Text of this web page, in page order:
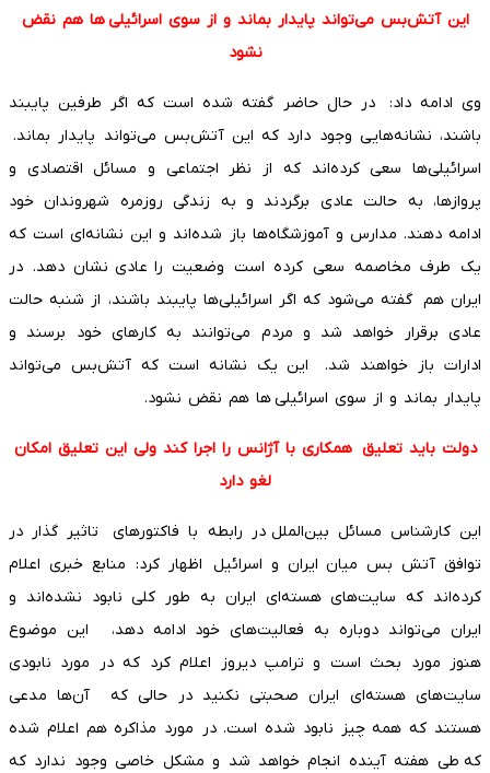
این آتش‌بس می‌تواند پایدار بماند و از سوی اسرائیلی ‌ها هم نقض
نشود
وی ادامه داد: در حال حاضر گفته شده است که اگر طرفین پایبند
باشند، نشانه‌هایی وجود دارد که این آتش‌بس می‌تواند پایدار بماند.
اسرائیلی‌ها سعی کرده‌اند که از نظر اجتماعی و مسائل اقتصادی و
پروازها، به حالت عادی برگردند و به زندگی روزمره شهروندان خود
ادامه دهند. مدارس و آموزشگاه‌ها باز شده‌اند و این نشانه‌ای است که
یک طرف مخاصمه سعی کرده است وضعیت را عادی نشان دهد. در
ایران هم گفته می‌شود که اگر اسرائیلی‌ها پایبند باشند، از شنبه حالت
عادی برقرار خواهد شد و مردم می‌توانند به کارهای خود برسند و
ادارات باز خواهند شد. این یک نشانه است که آتش‌بس می‌تواند
پایدار بماند و از سوی اسرائیلی ‌ها هم نقض نشود.
دولت باید تعلیق همکاری با آژانس را اجرا کند ولی این تعلیق امکان
لغو دارد
این کارشناس مسائل بین‌الملل در رابطه با فاکتورهای تاثیر گذار در
توافق آتش بس میان ایران و اسرائیل اظهار کرد: منابع خبری اعلام
کرده‌اند که سایت‌های هسته‌ای ایران به طور کلی نابود نشده‌اند و
ایران می‌تواند دوباره به فعالیت‌های خود ادامه دهد، این موضوع
هنوز مورد بحث است و ترامپ دیروز اعلام کرد که در مورد نابودی
سایت‌های هسته‌ای ایران صحبتی نکنید در حالی که آن‌ها مدعی
هستند که همه چیز نابود شده است. در مورد مذاکره هم اعلام شده
که طی هفته آینده انجام خواهد شد و مشکل خاصی وجود ندارد که